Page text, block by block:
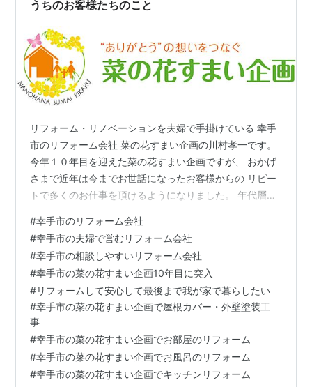
うちのお客様たちのこと
リフォーム・リノベーションを夫婦で手掛けている 幸手
市のリフォーム会社 菜の花すまい企画の川村孝一です。
今年１０年目を迎えた菜の花すまい企画ですが、 おかげ
さまで近年は今までお世話になったお客様からの リピー
トで多くのお仕事を頂けるようになりました。 年代層的
後まで我が家で過ごしたいから」 という思いが強くリフ
ォーム工事を依頼される方が増えています。 先日までお
世話になった外壁塗装の８０代夫婦のお客様は ４年ほど
まえに「物騒だから窓に面格子をつけてほしい」と依頼
されて お付き合いが始まりましたが、当時は 「あと数年
しか生きてないからこのまま…
#幸手市のリフォーム会社
#幸手市の夫婦で営むリフォーム会社
#幸手市の相談しやすいリフォーム会社
#幸手市の菜の花すまい企画10年目に突入
#リフォームして安心して最後まで我が家で暮らしたい
#幸手市の菜の花すまい企画で屋根カバー・外壁塗装工
事
#幸手市の菜の花すまい企画でお部屋のリフォーム
#幸手市の菜の花すまい企画でお風呂のリフォーム
#幸手市の菜の花すまい企画でキッチンリフォーム